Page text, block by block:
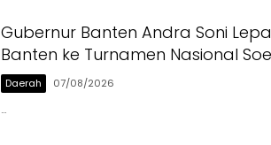
Gubernur Banten Andra Soni
Banten ke Turnamen Nasional
Daerah 07/08/2026
…